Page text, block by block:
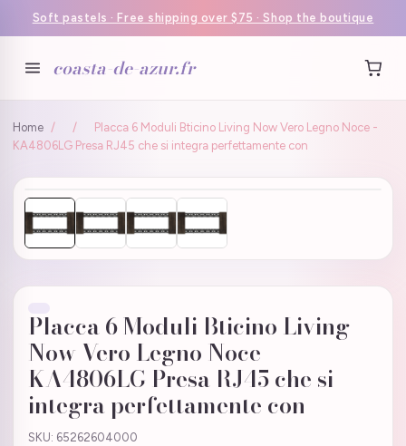
Soft pastels · Free shipping over $75 · Shop the boutique
coasta-de-azur.fr
Home / /
Placca 6 Moduli Bticino Living Now Vero Legno Noce -
KA4806LG Presa RJ45 che si integra perfettamente con
Placca 6 Moduli Bticino Living
Now Vero Legno Noce -
KA4806LG Presa RJ45 che si
integra perfettamente con
SKU: 65262604000